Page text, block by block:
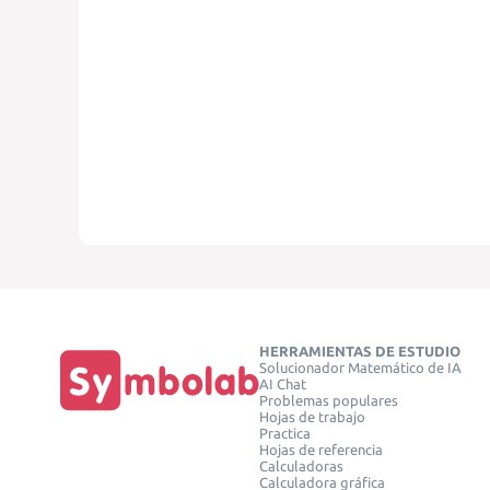
HERRAMIENTAS DE ESTUDIO
Solucionador Matemático de IA
AI Chat
Problemas populares
Hojas de trabajo
Practica
Hojas de referencia
Calculadoras
Calculadora gráfica